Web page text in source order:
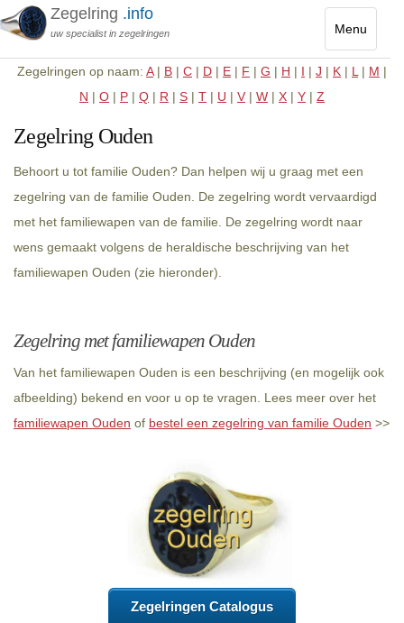
Menu
Toggle
Zegelring .info
uw specialist in zegelringen
Zegelringen op naam: A| B | C | D | E | F | G | H | I | J | K | L | M |
N | O | P | Q | R | S | T | U | V | W | X | Y | Z
Zegelring Ouden
Behoort u tot familie Ouden? Dan helpen wij u graag met een
zegelring van de familie Ouden. De zegelring wordt vervaardigd
met het familiewapen van de familie. De zegelring wordt naar
wens gemaakt volgens de heraldische beschrijving van het
familiewapen Ouden (zie hieronder).
Zegelring met familiewapen Ouden
Van het familiewapen Ouden is een beschrijving (en mogelijk ook
afbeelding) bekend en voor u op te vragen. Lees meer over het
familiewapen Ouden of bestel een zegelring van familie Ouden >>
Zegelringen Catalogus